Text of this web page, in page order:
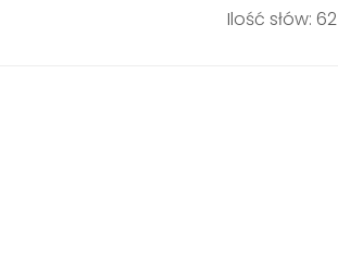
Ilość słów: 62